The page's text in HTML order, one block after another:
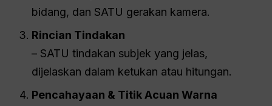
bidang, dan SATU gerakan kamera.
Rincian Tindakan
– SATU tindakan subjek yang jelas,
dijelaskan dalam ketukan atau hitungan.
Pencahayaan & Titik Acuan Warna